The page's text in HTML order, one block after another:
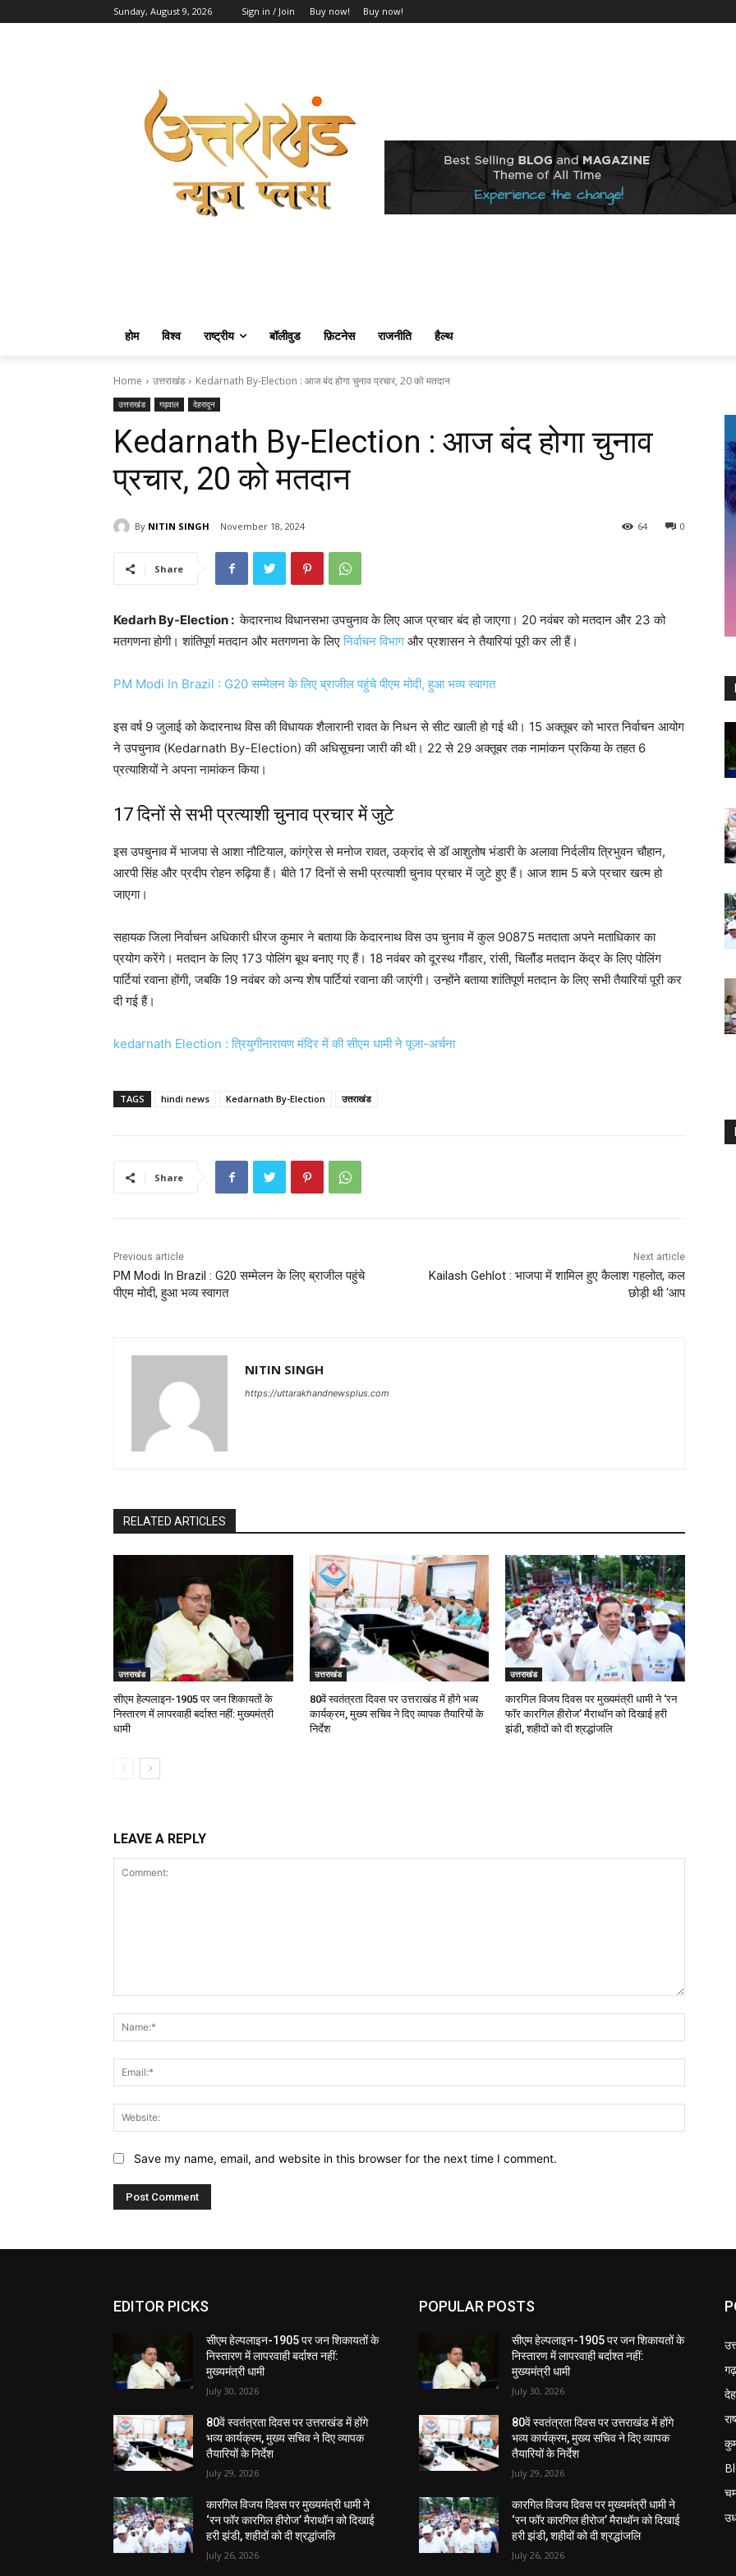
Sunday, August 9, 2026 Sign in / Join Buy now! Buy now!
होम विश्व राष्ट्रीय बॉलीवुड फ़िटनेस राजनीति हैल्थ
Home उत्तराखंड Kedarnath By-Election : आज बंद होगा चुनाव प्रचार, 20 को मतदान
उत्तराखंड गढ़वाल देहरादून
Kedarnath By-Election : आज बंद होगा चुनाव
प्रचार, 20 को मतदान
By NITIN SINGH November 18, 2024 0
64
Share
Kedarh By-Election : केदारनाथ विधानसभा उपचुनाव के लिए आज प्रचार बंद हो जाएगा। 20 नवंबर को मतदान और 23 को
मतगणना होगी। शांतिपूर्ण मतदान और मतगणना के लिएनिर्वाचन विभाग और प्रशासन ने तैयारियां पूरी कर ली हैं।
PM Modi In Brazil : G20 सम्मेलन के लिए ब्राजील पहुंचे पीएम मोदी, हुआ भव्य स्वागत
इस वर्ष 9 जुलाई को केदारनाथ विस की विधायक शैलारानी रावत के निधन से सीट खाली हो गई थी। 15 अक्तूबर को भारत निर्वाचन आयोग
ने उपचुनाव (Kedarnath By-Election) की अधिसूचना जारी की थी। 22 से 29 अक्तूबर तक नामांकन प्रकिया के तहत 6
प्रत्याशियों ने अपना नामांकन किया।
17 दिनों से सभी प्रत्याशी चुनाव प्रचार में जुटे
इस उपचुनाव में भाजपा से आशा नौटियाल, कांग्रेस से मनोज रावत, उक्रांद से डॉ आशुतोष भंडारी के अलावा निर्दलीय त्रिभुवन चौहान,
आरपी सिंह और प्रदीप रोहन रुढ़िया हैं। बीते 17 दिनों से सभी प्रत्याशी चुनाव प्रचार में जुटे हुए हैं। आज शाम 5 बजे प्रचार खत्म हो
जाएगा।
सहायक जिला निर्वाचन अधिकारी धीरज कुमार ने बताया कि केदारनाथ विस उप चुनाव में कुल 90875 मतदाता अपने मताधिकार का
प्रयोग करेंगे। मतदान के लिए 173 पोलिंग बूथ बनाए गए हैं। 18 नवंबर को दूरस्थ गौंडार, रांसी, चिलौंड मतदान केंद्र के लिए पोलिंग
पार्टियां रवाना होंगी, जबकि 19 नवंबर को अन्य शेष पार्टियां रवाना की जाएंगी। उन्होंने बताया शांतिपूर्ण मतदान के लिए सभी तैयारियां पूरी कर
दी गई हैं।
kedarnath Election : त्रियुगीनारायण मंदिर में की सीएम धामी ने पूजा-अर्चना
TAGS hindi news Kedarnath By-Election उत्तराखंड
Share
Previous article
PM Modi In Brazil : G20 सम्मेलन के लिए ब्राजील पहुंचे
पीएम मोदी, हुआ भव्य स्वागत
Next article
Kailash Gehlot : भाजपा में शामिल हुए कैलाश गहलोत, कल
छोड़ी थी ‘आप
NITIN SINGH
https://uttarakhandnewsplus.com
RELATED ARTICLES
उत्तराखंड
सीएम हेल्पलाइन-1905 पर जन शिकायतों के
निस्तारण में लापरवाही बर्दाश्त नहीं: मुख्यमंत्री
धामी
उत्तराखंड
80वें स्वतंत्रता दिवस पर उत्तराखंड में होंगे भव्य
कार्यक्रम, मुख्य सचिव ने दिए व्यापक तैयारियों के
निर्देश
उत्तराखंड
कारगिल विजय दिवस पर मुख्यमंत्री धामी ने ‘रन
फॉर कारगिल हीरोज’ मैराथॉन को दिखाई हरी
झंडी, शहीदों को दी श्रद्धांजलि
LEAVE A REPLY
Save my name, email, and website in this browser for the next time I comment.
EDITOR PICKS
सीएम हेल्पलाइन-1905 पर जन शिकायतों के
निस्तारण में लापरवाही बर्दाश्त नहीं:
मुख्यमंत्री धामी
July 30, 2026
80वें स्वतंत्रता दिवस पर उत्तराखंड में होंगे
भव्य कार्यक्रम, मुख्य सचिव ने दिए व्यापक
तैयारियों के निर्देश
July 29, 2026
कारगिल विजय दिवस पर मुख्यमंत्री धामी ने
‘रन फॉर कारगिल हीरोज’ मैराथॉन को दिखाई
हरी झंडी, शहीदों को दी श्रद्धांजलि
July 26, 2026
POPULAR POSTS
सीएम हेल्पलाइन-1905 पर जन शिकायतों के
निस्तारण में लापरवाही बर्दाश्त नहीं:
मुख्यमंत्री धामी
July 30, 2026
80वें स्वतंत्रता दिवस पर उत्तराखंड में होंगे
भव्य कार्यक्रम, मुख्य सचिव ने दिए व्यापक
तैयारियों के निर्देश
July 29, 2026
कारगिल विजय दिवस पर मुख्यमंत्री धामी ने
‘रन फॉर कारगिल हीरोज’ मैराथॉन को दिखाई
हरी झंडी, शहीदों को दी श्रद्धांजलि
July 26, 2026